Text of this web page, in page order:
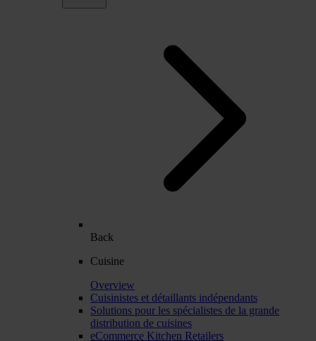
Back
Cuisine
Overview
Cuisinistes et détaillants indépendants
Solutions pour les spécialistes de la grande
distribution de cuisines
eCommerce Kitchen Retailers